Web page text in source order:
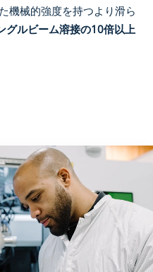
機械的強度を持つより滑ら
グルビーム溶接の10倍以上